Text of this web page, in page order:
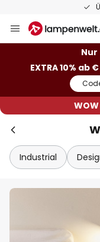
Inhalt
Nur
EXTRA 10% ab
Industrial
Ihr